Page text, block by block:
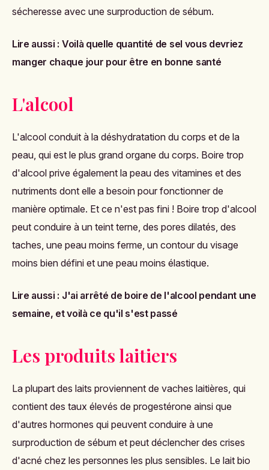
sécheresse avec une surproduction de sébum.
Lire aussi : Voilà quelle quantité de sel vous devriez
manger chaque jour pour être en bonne santé
L'alcool
L'alcool conduit à la déshydratation du corps et de la
peau, qui est le plus grand organe du corps. Boire trop
d'alcool prive également la peau des vitamines et des
nutriments dont elle a besoin pour fonctionner de
manière optimale. Et ce n'est pas fini ! Boire trop d'alcool
peut conduire à un teint terne, des pores dilatés, des
taches, une peau moins ferme, un contour du visage
moins bien défini et une peau moins élastique.
Lire aussi : J'ai arrêté de boire de l'alcool pendant une
semaine, et voilà ce qu'il s'est passé
Les produits laitiers
La plupart des laits proviennent de vaches laitières, qui
contient des taux élevés de progestérone ainsi que
d'autres hormones qui peuvent conduire à une
surproduction de sébum et peut déclencher des crises
d'acné chez les personnes les plus sensibles. Le lait bio